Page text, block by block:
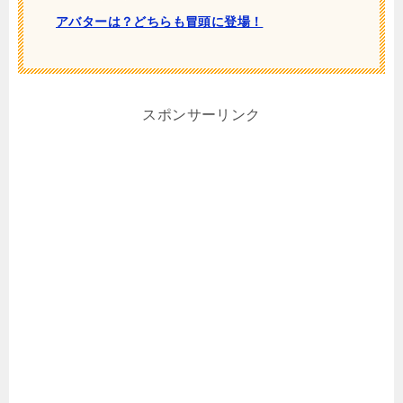
アバターは？どちらも冒頭に登場！
スポンサーリンク